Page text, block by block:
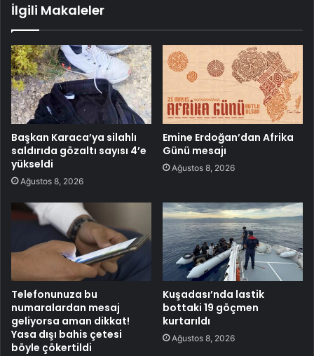
İlgili Makaleler
Başkan Karaca’ya silahlı
saldırıda gözaltı sayısı 4’e
yükseldi
Ağustos 8, 2026
Emine Erdoğan’dan Afrika
Günü mesajı
Ağustos 8, 2026
Telefonunuza bu
numaralardan mesaj
geliyorsa aman dikkat!
Yasa dışı bahis çetesi
böyle çökertildi
Kuşadası’nda lastik
bottaki 19 göçmen
kurtarıldı
Ağustos 8, 2026